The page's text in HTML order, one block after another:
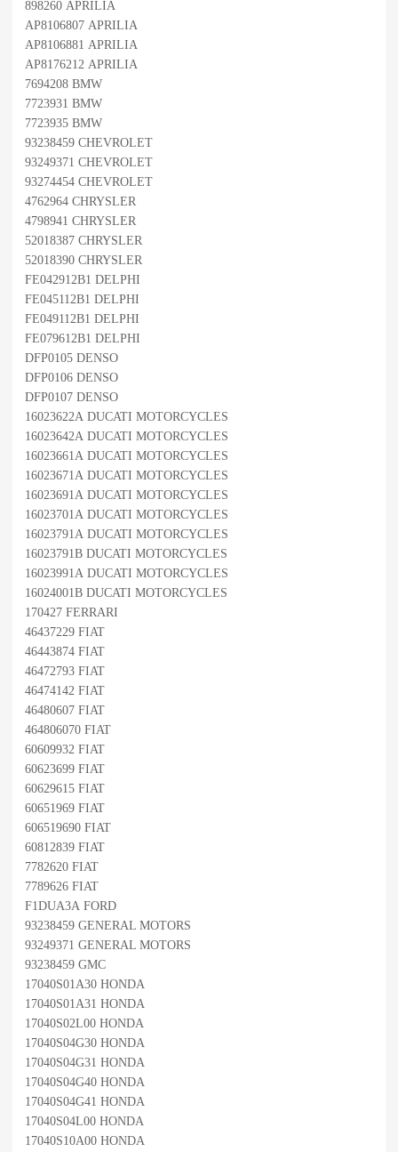
898260 APRILIA
AP8106807 APRILIA
AP8106881 APRILIA
AP8176212 APRILIA
7694208 BMW
7723931 BMW
7723935 BMW
93238459 CHEVROLET
93249371 CHEVROLET
93274454 CHEVROLET
4762964 CHRYSLER
4798941 CHRYSLER
52018387 CHRYSLER
52018390 CHRYSLER
FE042912B1 DELPHI
FE045112B1 DELPHI
FE049112B1 DELPHI
FE079612B1 DELPHI
DFP0105 DENSO
DFP0106 DENSO
DFP0107 DENSO
16023622A DUCATI MOTORCYCLES
16023642A DUCATI MOTORCYCLES
16023661A DUCATI MOTORCYCLES
16023671A DUCATI MOTORCYCLES
16023691A DUCATI MOTORCYCLES
16023701A DUCATI MOTORCYCLES
16023791A DUCATI MOTORCYCLES
16023791B DUCATI MOTORCYCLES
16023991A DUCATI MOTORCYCLES
16024001B DUCATI MOTORCYCLES
170427 FERRARI
46437229 FIAT
46443874 FIAT
46472793 FIAT
46474142 FIAT
46480607 FIAT
464806070 FIAT
60609932 FIAT
60623699 FIAT
60629615 FIAT
60651969 FIAT
606519690 FIAT
60812839 FIAT
7782620 FIAT
7789626 FIAT
F1DUA3A FORD
93238459 GENERAL MOTORS
93249371 GENERAL MOTORS
93238459 GMC
17040S01A30 HONDA
17040S01A31 HONDA
17040S02L00 HONDA
17040S04G30 HONDA
17040S04G31 HONDA
17040S04G40 HONDA
17040S04G41 HONDA
17040S04L00 HONDA
17040S10A00 HONDA